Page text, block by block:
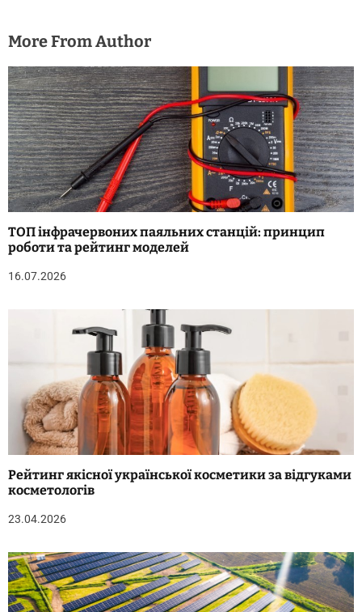
More From Author
ТОП інфрачервоних паяльних станцій: принцип
роботи та рейтинг моделей
16.07.2026
Рейтинг якісної української косметики за відгуками
косметологів
23.04.2026